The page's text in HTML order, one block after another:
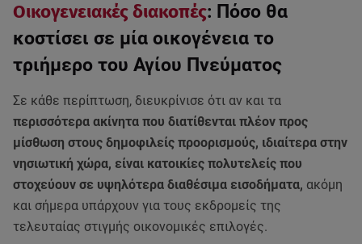
Οικογενειακές διακοπές: Πόσο θα
κοστίσει σε μία οικογένεια το
τριήμερο του Αγίου Πνεύματος
Σε κάθε περίπτωση, διευκρίνισε ότι αν και τα
περισσότερα ακίνητα που διατίθενται πλέον προς
μίσθωση στους δημοφιλείς προορισμούς, ιδιαίτερα στην
νησιωτική χώρα, είναι κατοικίες πολυτελείς που
στοχεύουν σε υψηλότερα διαθέσιμα εισοδήματα, ακόμη
και σήμερα υπάρχουν για τους εκδρομείς της
τελευταίας στιγμής οικονομικές επιλογές.